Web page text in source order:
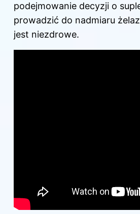
podejmowanie decyzji o
prowadzić do nadmiaru
jest niezdrowe.